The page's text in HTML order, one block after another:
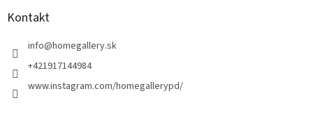
Kontakt
info@homegallery.sk
+421917144984
www.instagram.com/homegallerypd/